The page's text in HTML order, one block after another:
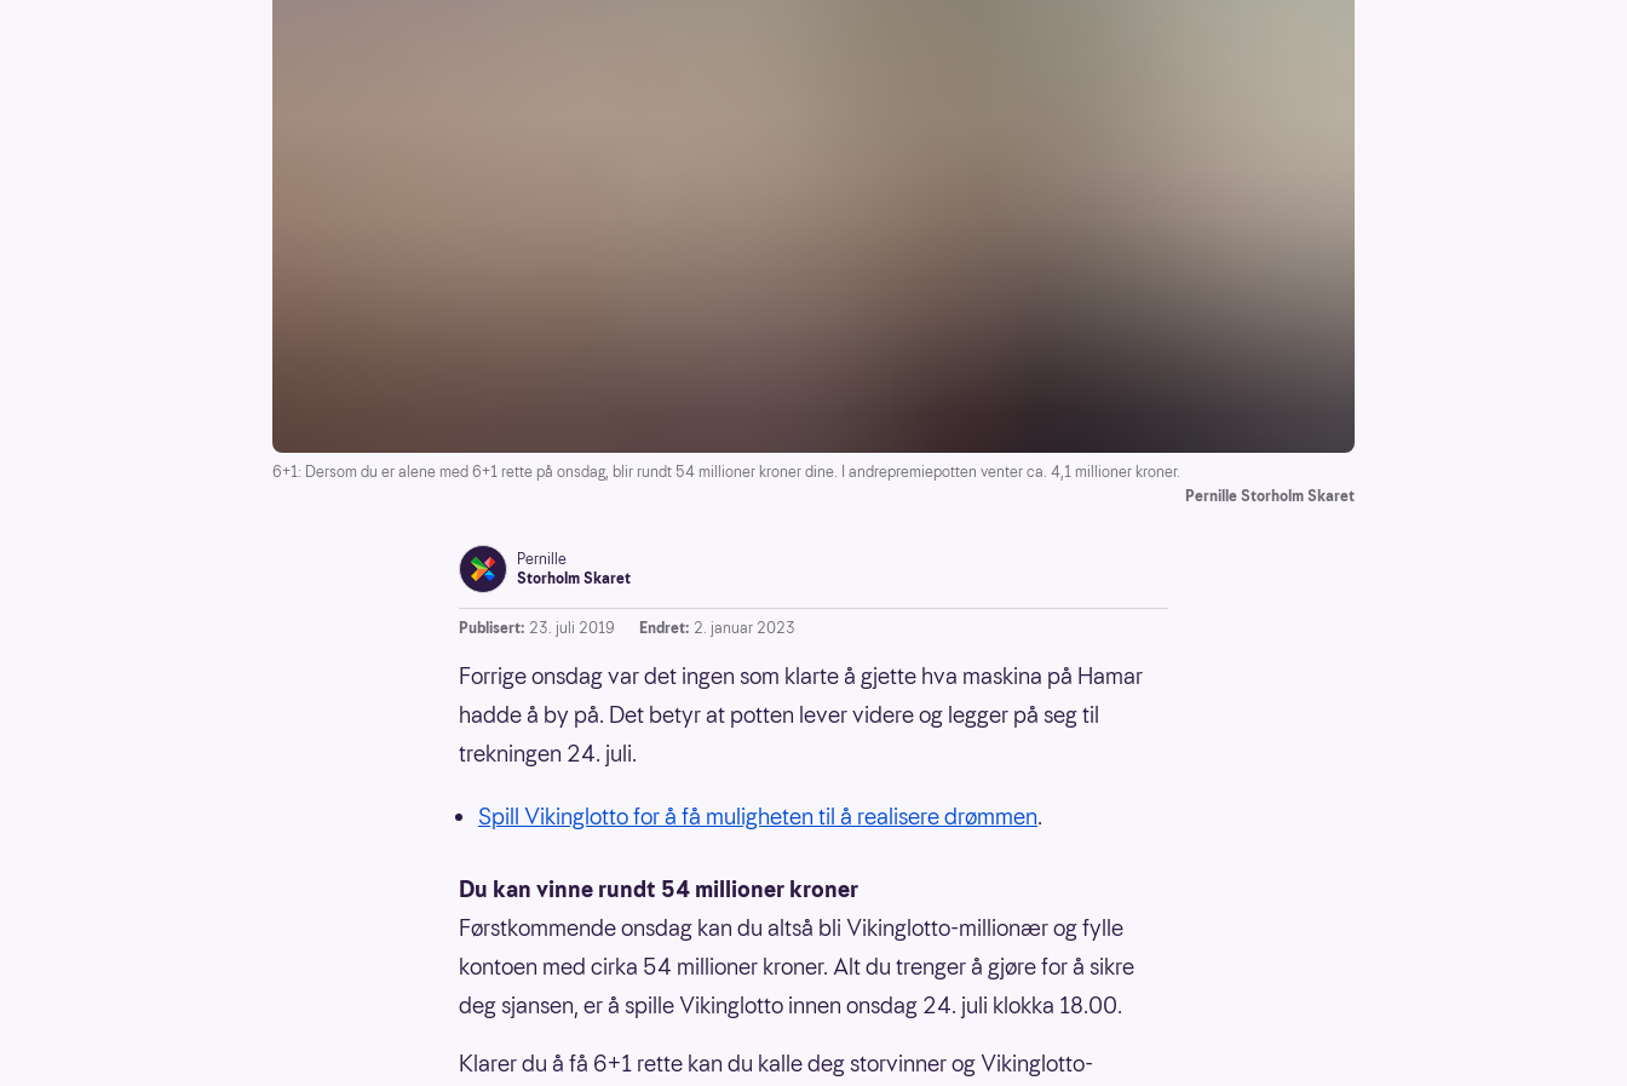
6+1: Dersom du er alene med 6+1 rette på onsdag, blir rundt 54 millioner kroner dine. I andrepremiepotten venter ca. 4,1 millioner kroner.
Pernille Storholm Skaret
Pernille
Storholm Skaret
Publisert: 23. juli 2019 Endret: 2. januar 2023
Forrige onsdag var det ingen som klarte å gjette hva maskina på Hamar
hadde å by på. Det betyr at potten lever videre og legger på seg til
trekningen 24. juli.
Spill Vikinglotto for å få muligheten til å realisere drømmen.
Du kan vinne rundt 54 millioner kroner
Førstkommende onsdag kan du altså bli Vikinglotto-millionær og fylle
kontoen med cirka 54 millioner kroner. Alt du trenger å gjøre for å sikre
deg sjansen, er å spille Vikinglotto innen onsdag 24. juli klokka 18.00.
Klarer du å få 6+1 rette kan du kalle deg storvinner og Vikinglotto-